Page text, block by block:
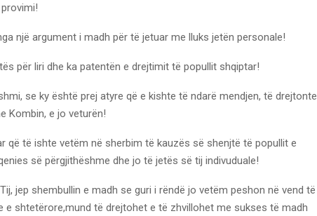
një argument i madh për të jetuar me lluks jetën personale!
për liri dhe ka patentën e drejtimit të popullit shqiptar!
se ky është prej atyre që e kishte të ndarë mendjen, të drejtonte
Kombin, e jo veturën!
që të ishte vetëm në sherbim të kauzës së shenjtë të popullit e
së përgjithëshme dhe jo të jetës së tij indivuduale!
jep shembullin e madh se guri i rëndë jo vetëm peshon në vend të
e shtetërore,mund të drejtohet e të zhvillohet me sukses të madh